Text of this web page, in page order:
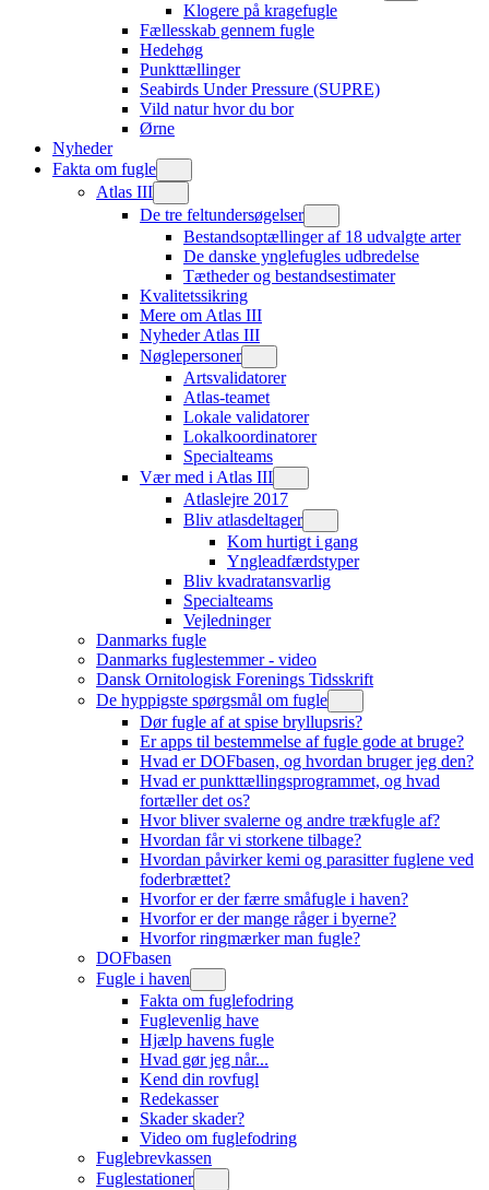
Klogere på kragefugle
Fællesskab gennem fugle
Hedehøg
Punkttællinger
Seabirds Under Pressure (SUPRE)
Vild natur hvor du bor
Ørne
Nyheder
Fakta om fugle
Atlas III
De tre feltundersøgelser
Bestandsoptællinger af 18 udvalgte arter
De danske ynglefugles udbredelse
Tætheder og bestandsestimater
Kvalitetssikring
Mere om Atlas III
Nyheder Atlas III
Nøglepersoner
Artsvalidatorer
Atlas-teamet
Lokale validatorer
Lokalkoordinatorer
Specialteams
Vær med i Atlas III
Atlaslejre 2017
Bliv atlasdeltager
Kom hurtigt i gang
Yngleadfærdstyper
Bliv kvadratansvarlig
Specialteams
Vejledninger
Danmarks fugle
Danmarks fuglestemmer - video
Dansk Ornitologisk Forenings Tidsskrift
De hyppigste spørgsmål om fugle
Dør fugle af at spise bryllupsris?
Er apps til bestemmelse af fugle gode at bruge?
Hvad er DOFbasen, og hvordan bruger jeg den?
Hvad er punkttællingsprogrammet, og hvad
fortæller det os?
Hvor bliver svalerne og andre trækfugle af?
Hvordan får vi storkene tilbage?
Hvordan påvirker kemi og parasitter fuglene ved
foderbrættet?
Hvorfor er der færre småfugle i haven?
Hvorfor er der mange råger i byerne?
Hvorfor ringmærker man fugle?
DOFbasen
Fugle i haven
Fakta om fuglefodring
Fuglevenlig have
Hjælp havens fugle
Hvad gør jeg når...
Kend din rovfugl
Redekasser
Skader skader?
Video om fuglefodring
Fuglebrevkassen
Fuglestationer